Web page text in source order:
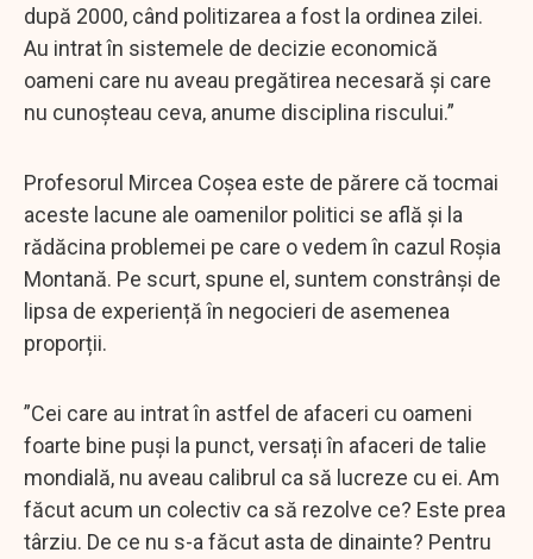
după 2000, când politizarea a fost la ordinea zilei.
Au intrat în sistemele de decizie economică
oameni care nu aveau pregătirea necesară și care
nu cunoșteau ceva, anume disciplina riscului.”
Profesorul Mircea Coșea este de părere că tocmai
aceste lacune ale oamenilor politici se află și la
rădăcina problemei pe care o vedem în cazul Roșia
Montană. Pe scurt, spune el, suntem constrânși de
lipsa de experiență în negocieri de asemenea
proporții.
”Cei care au intrat în astfel de afaceri cu oameni
foarte bine puși la punct, versați în afaceri de talie
mondială, nu aveau calibrul ca să lucreze cu ei. Am
făcut acum un colectiv ca să rezolve ce? Este prea
târziu. De ce nu s-a făcut asta de dinainte? Pentru